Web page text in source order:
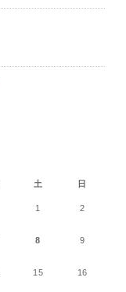
土 日
1 2
8 9
15 16